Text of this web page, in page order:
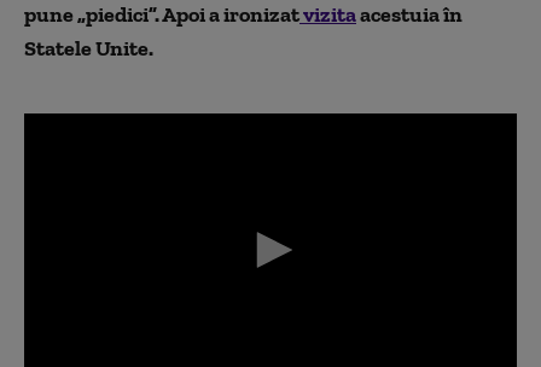
pune „piedici”. Apoi a ironizatvizitaacestuia în
Statele Unite.